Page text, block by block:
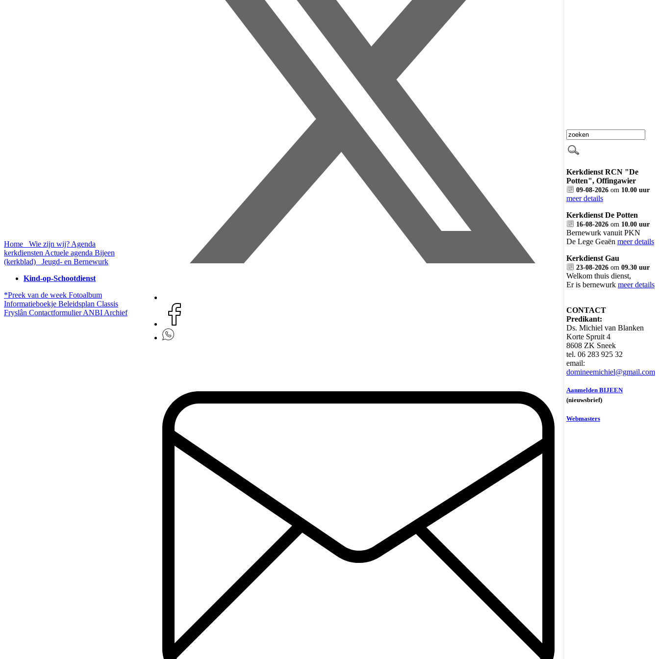
Home Wie zijn wij? Agenda
kerkdiensten Actuele agenda Bijeen
(kerkblad)
Jeugd- en Bernewurk
Kind-op-Schootdienst
*Preek van de week Fotoalbum
Informatieboekje Beleidsplan Classis
Fryslân ContactformulierANBI Archief
Kerkdienst RCN "De
Potten", Offingawier
09-08-2026 om 10.00 uur
meer details
Kerkdienst De Potten
16-08-2026 om 10.00 uur
Bernewurk vanuit PKN
De Lege Geaën meer details
Kerkdienst Gau
23-08-2026 om 09.30 uur
Welkom thuis dienst,
Er is bernewurk meer details
CONTACT
Predikant:
Ds. Michiel van Blanken
Korte Spruit 4
8608 ZK Sneek
tel. 06 283 925 32
email:
domineemichiel@gmail.com
Aanmelden BIJEEN
(nieuwsbrief)
Webmasters